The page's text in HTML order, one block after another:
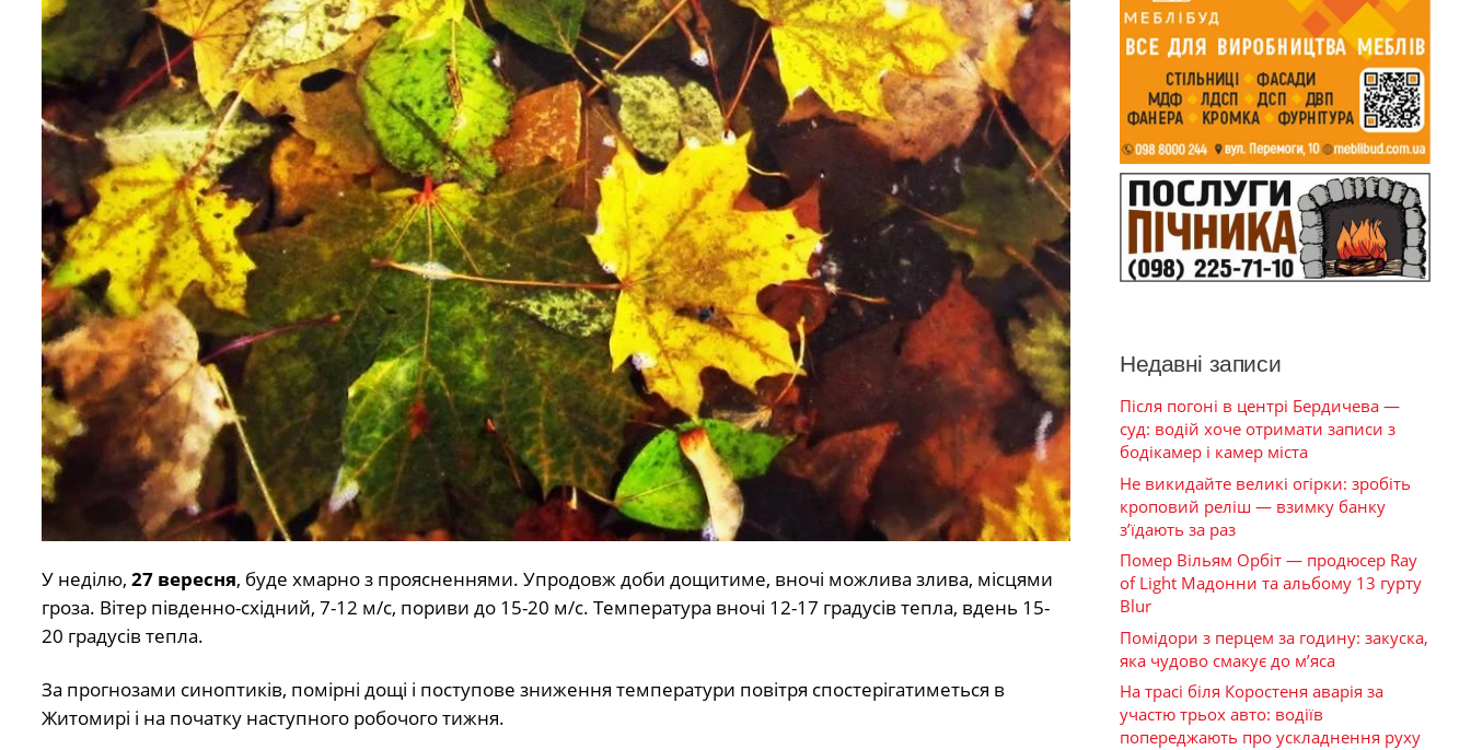
У неділю, 27 вересня, буде хмарно з проясненнями. Упродовж доби дощитиме, вночі можлива злива, місцями
гроза. Вітер південно-східний, 7-12 м/с, пориви до 15-20 м/с. Температура вночі 12-17 градусів тепла, вдень 15-
20 градусів тепла.
За прогнозами синоптиків, помірні дощі і поступове зниження температури повітря спостерігатиметься в
Житомирі і на початку наступного робочого тижня.
Недавні записи
Після погоні в центрі Бердичева —
суд: водій хоче отримати записи з
бодікамер і камер міста
Не викидайте великі огірки: зробіть
кроповий реліш — взимку банку
з’їдають за раз
Помер Вільям Орбіт — продюсер Ray
of Light Мадонни та альбому 13 гурту
Blur
Помідори з перцем за годину: закуска,
яка чудово смакує до м’яса
На трасі біля Коростеня аварія за
участю трьох авто: водіїв
попереджають про ускладнення руху